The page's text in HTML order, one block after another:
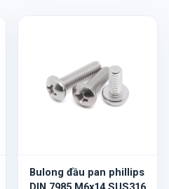
Bulong đầu pan phillips